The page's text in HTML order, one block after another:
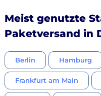
Meist genutzte
Paketversand in
Berlin Hamburg
Frankfurt am Main